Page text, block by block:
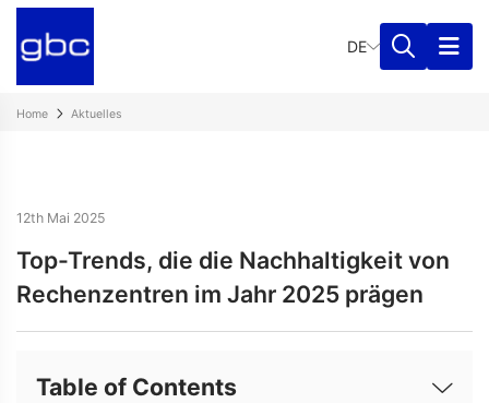
DE
Home Aktuelles
12th Mai 2025
Top-Trends, die die Nachhaltigkeit von
Rechenzentren im Jahr 2025 prägen
Table of Contents